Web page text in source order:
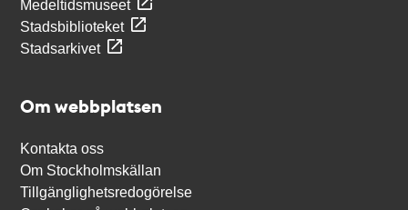
Medeltidsmuseet
Stadsbiblioteket
Stadsarkivet
Om webbplatsen
Kontakta oss
Om Stockholmskällan
Tillgänglighetsredogörelse